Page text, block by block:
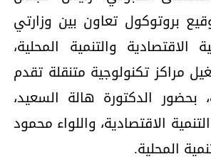
بروتوكول تعاون بين وزارتي
الاقتصادية والتنمية المحلية،
مراكز تكنولوجية متنقلة تقدم
بحضور الدكتورة هالة السعيد،
الاقتصادية، واللواء محمود
المحلية.